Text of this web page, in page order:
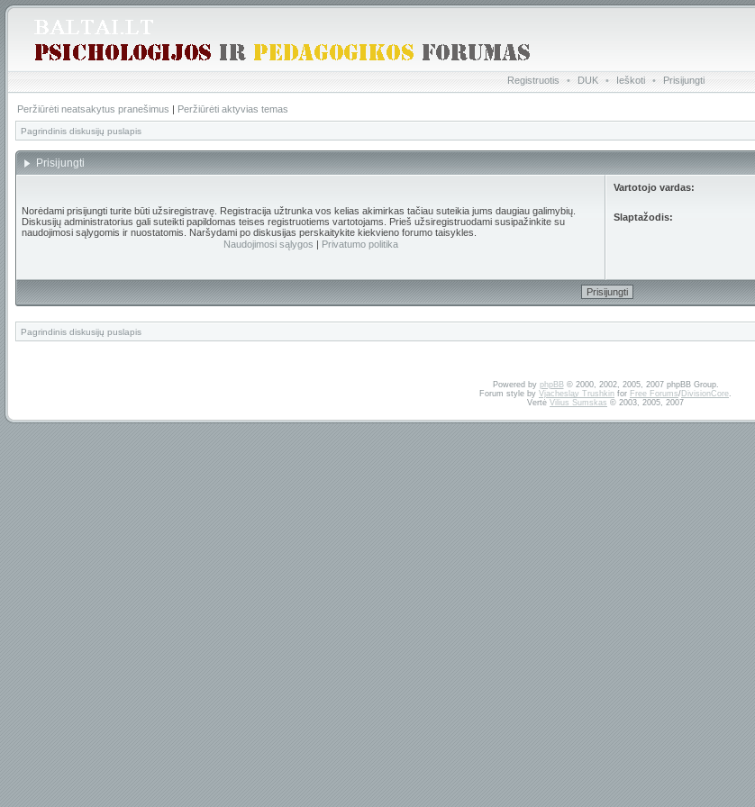
Registruotis • DUK • Ieškoti • Prisijungti
Peržiūrėti neatsakytus pranešimus | Peržiūrėti aktyvias temas
Pagrindinis diskusijų puslapis
Prisijungti
Norėdami prisijungti turite būti užsiregistravę. Registracija užtrunka vos kelias akimirkas tačiau suteikia jums daugiau galimybių.
Diskusijų administratorius gali suteikti papildomas teises registruotiems vartotojams. Prieš užsiregistruodami susipažinkite su
naudojimosi sąlygomis ir nuostatomis. Naršydami po diskusijas perskaitykite kiekvieno forumo taisykles.
Naudojimosi sąlygos | Privatumo politika
Vartotojo vardas:
Slaptažodis:
Pagrindinis diskusijų puslapis
Powered by phpBB© 2000, 2002, 2005, 2007 phpBB Group.
Forum style by Vjacheslav Trushkin for Free Forums/ DivisionCore.
Vertė Vilius Šumskas © 2003, 2005, 2007